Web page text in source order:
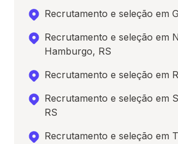
Recrutamento e seleção em
Recrutamento e seleção em
Hamburgo, RS
Recrutamento e seleção em
Recrutamento e seleção em
RS
Recrutamento e seleção em